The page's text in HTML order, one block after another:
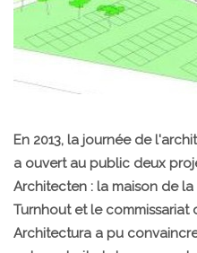
En 2013, la journée de
a ouvert au public deux
Architecten : la maison de
Turnhout et le commissariat
Architectura a pu